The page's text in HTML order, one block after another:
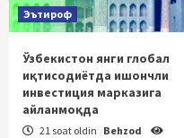
Эътироф
Ўзбекистон янги глобал
иқтисодиётда ишончли
инвестиция марказига
айланмоқда
21 soat oldin Behzod